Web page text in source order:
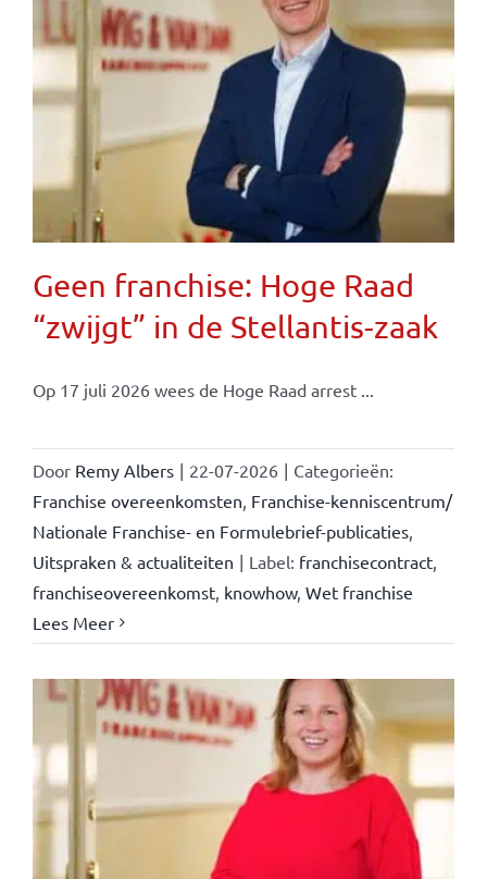
Geen franchise: Hoge Raad
“zwijgt” in de Stellantis-zaak
Op 17 juli 2026 wees de Hoge Raad arrest ...
Door Remy Albers | 22-07-2026 | Categorieën:
Franchise overeenkomsten, Franchise-kenniscentrum/
Nationale Franchise- en Formulebrief-publicaties,
Uitspraken & actualiteiten | Label: franchisecontract,
franchiseovereenkomst, knowhow, Wet franchise
Lees Meer